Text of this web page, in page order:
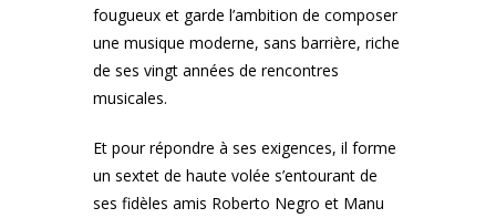
fougueux et garde l’ambition de composer
une musique moderne, sans barrière, riche
de ses vingt années de rencontres
musicales.
Et pour répondre à ses exigences, il forme
un sextet de haute volée s’entourant de
ses fidèles amis Roberto Negro et Manu